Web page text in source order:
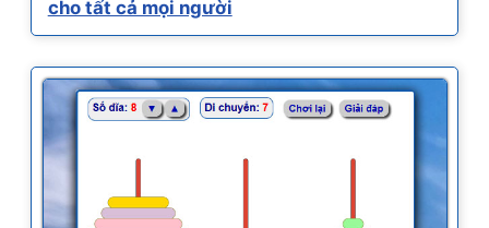
cho tất cả mọi người